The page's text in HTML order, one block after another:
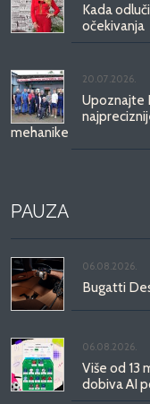
Kada
očekivanja
20.07.2026.
Upoznajte
mehanike
PAUZA
06.08.2026.
Bugatti
06.08.2026.
Više od 13
dobiva AI